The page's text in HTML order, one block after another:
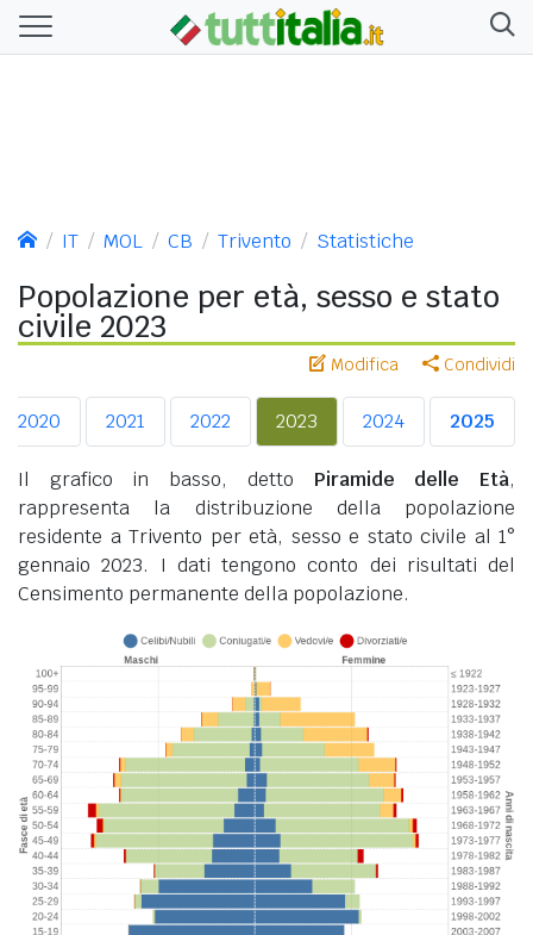
IT MOL CB Trivento Statistiche
Popolazione per età, sesso e stato
civile 2023
Modifica Condividi
2020 2021 2022 2023 2024 2025
Il grafico in basso, detto Piramide delle Età,
rappresenta la distribuzione della popolazione
residente a Trivento per età, sesso e stato civile al 1°
gennaio 2023. I dati tengono conto dei risultati del
Censimento permanente della popolazione.